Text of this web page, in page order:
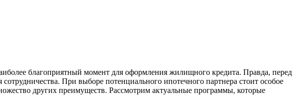
благоприятный момент для оформления жилищного кредита. Правда, перед
При выборе потенциального ипотечного партнера стоит особое
других преимуществ. Рассмотрим актуальные программы, которые